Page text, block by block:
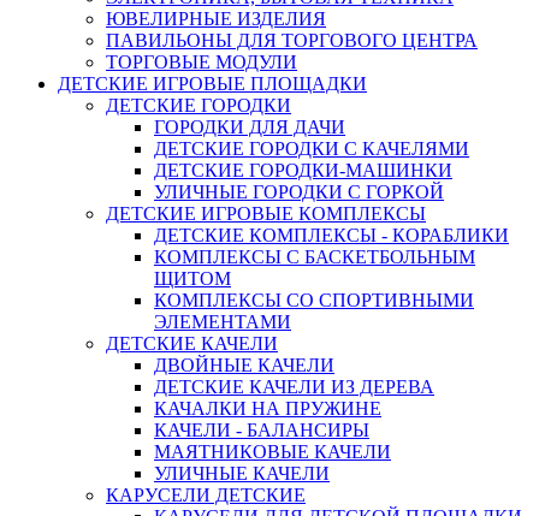
ЮВЕЛИРНЫЕ ИЗДЕЛИЯ
ПАВИЛЬОНЫ ДЛЯ ТОРГОВОГО ЦЕНТРА
ТОРГОВЫЕ МОДУЛИ
ДЕТСКИЕ ИГРОВЫЕ ПЛОЩАДКИ
ДЕТСКИЕ ГОРОДКИ
ГОРОДКИ ДЛЯ ДАЧИ
ДЕТСКИЕ ГОРОДКИ С КАЧЕЛЯМИ
ДЕТСКИЕ ГОРОДКИ-МАШИНКИ
УЛИЧНЫЕ ГОРОДКИ С ГОРКОЙ
ДЕТСКИЕ ИГРОВЫЕ КОМПЛЕКСЫ
ДЕТСКИЕ КОМПЛЕКСЫ - КОРАБЛИКИ
КОМПЛЕКСЫ С БАСКЕТБОЛЬНЫМ
ЩИТОМ
КОМПЛЕКСЫ СО СПОРТИВНЫМИ
ЭЛЕМЕНТАМИ
ДЕТСКИЕ КАЧЕЛИ
ДВОЙНЫЕ КАЧЕЛИ
ДЕТСКИЕ КАЧЕЛИ ИЗ ДЕРЕВА
КАЧАЛКИ НА ПРУЖИНЕ
КАЧЕЛИ - БАЛАНСИРЫ
МАЯТНИКОВЫЕ КАЧЕЛИ
УЛИЧНЫЕ КАЧЕЛИ
КАРУСЕЛИ ДЕТСКИЕ